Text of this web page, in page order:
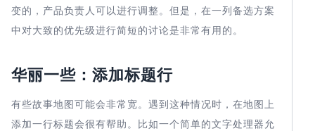
变的，产品负责人可以进行调整。但是，在一列备选方案
中对大致的优先级进行简短的讨论是非常有用的。
华丽一些：添加标题行
有些故事地图可能会非常宽。遇到这种情况时，在地图上
添加一行标题会很有帮助。比如一个简单的文字处理器允